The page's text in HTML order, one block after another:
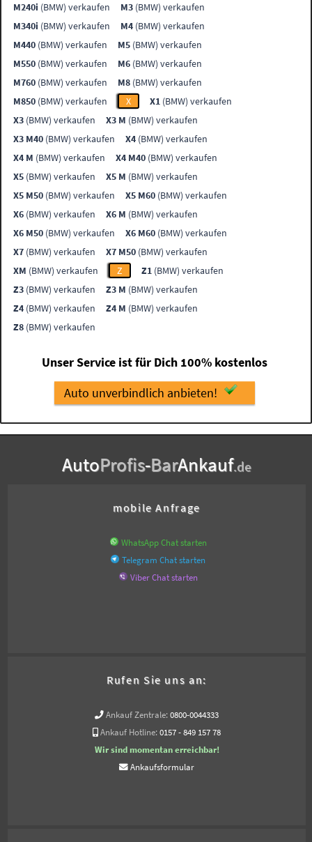
M240i (BMW) verkaufen M3 (BMW) verkaufen
M340i (BMW) verkaufen M4 (BMW) verkaufen
M440 (BMW) verkaufen M5 (BMW) verkaufen
M550 (BMW) verkaufen M6 (BMW) verkaufen
M760 (BMW) verkaufen M8 (BMW) verkaufen
M850 (BMW) verkaufen X X1 (BMW) verkaufen
X3 (BMW) verkaufen X3 M (BMW) verkaufen
X3 M40 (BMW) verkaufen X4 (BMW) verkaufen
X4 M (BMW) verkaufen X4 M40 (BMW) verkaufen
X5 (BMW) verkaufen X5 M (BMW) verkaufen
X5 M50 (BMW) verkaufen X5 M60 (BMW) verkaufen
X6 (BMW) verkaufen X6 M (BMW) verkaufen
X6 M50 (BMW) verkaufen X6 M60 (BMW) verkaufen
X7 (BMW) verkaufen X7 M50 (BMW) verkaufen
XM (BMW) verkaufen Z Z1 (BMW) verkaufen
Z3 (BMW) verkaufen Z3 M (BMW) verkaufen
Z4 (BMW) verkaufen Z4 M (BMW) verkaufen
Z8 (BMW) verkaufen
Unser Service ist für Dich 100% kostenlos
Auto unverbindlich anbieten!
AutoProfis-BarAnkauf.de
mobile Anfrage
WhatsApp Chat starten
Telegram Chat starten
Viber Chat starten
Rufen Sie uns an:
Ankauf Zentrale: 0800-0044333
Ankauf Hotline: 0157 - 849 157 78
Wir sind momentan erreichbar!
Ankaufsformular